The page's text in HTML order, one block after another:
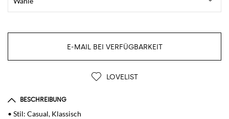
E-MAIL BEI VERFÜGBARKEIT
LOVELIST
BESCHREIBUNG
• Stil: Casual, Klassisch